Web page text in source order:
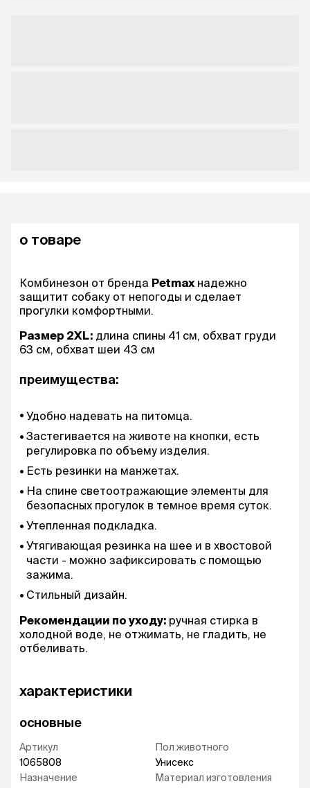
о товаре
Комбинезон от бренда Petmax надежно
защитит собаку от непогоды и сделает
прогулки комфортными.
Размер 2XL: длина спины 41 см, обхват груди
63 см, обхват шеи 43 см
преимущества:
Удобно надевать на питомца.
Застегивается на животе на кнопки, есть
регулировка по объему изделия.
Есть резинки на манжетах.
На спине светоотражающие элементы для
безопасных прогулок в темное время суток.
Утепленная подкладка.
Утягивающая резинка на шее и в хвостовой
части - можно зафиксировать с помощью
зажима.
Стильный дизайн.
Рекомендации по уходу: ручная стирка в
холодной воде, не отжимать, не гладить, не
отбеливать.
характеристики
основные
Артикул
1065808
Назначение
Пол животного
Унисекс
Материал изготовления